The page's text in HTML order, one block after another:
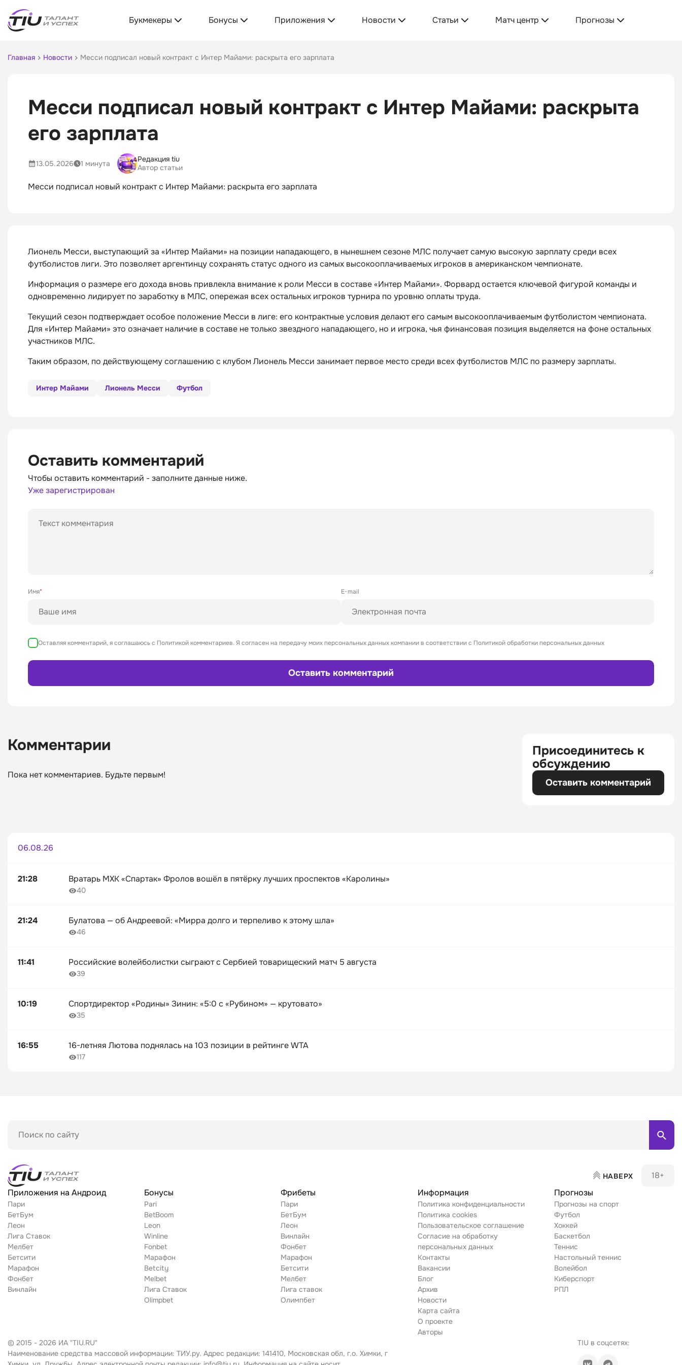
Букмекеры Бонусы Приложения Новости Статьи Матч центр Прогнозы
Главная Новости Месси подписал новый контракт с Интер Майами: раскрыта его зарплата
Месси подписал новый контракт с Интер Майами: раскрыта
его зарплата
13.05.2026 1 минута
Редакция tiu
Автор статьи
Месси подписал новый контракт с Интер Майами: раскрыта его зарплата
Лионель Месси, выступающий за «Интер Майами» на позиции нападающего, в нынешнем сезоне МЛС получает самую высокую зарплату среди всех
футболистов лиги. Это позволяет аргентинцу сохранять статус одного из самых высокооплачиваемых игроков в американском чемпионате.
Информация о размере его дохода вновь привлекла внимание к роли Месси в составе «Интер Майами». Форвард остается ключевой фигурой команды и
одновременно лидирует по заработку в МЛС, опережая всех остальных игроков турнира по уровню оплаты труда.
Текущий сезон подтверждает особое положение Месси в лиге: его контрактные условия делают его самым высокооплачиваемым футболистом чемпионата.
Для «Интер Майами» это означает наличие в составе не только звездного нападающего, но и игрока, чья финансовая позиция выделяется на фоне остальных
участников МЛС.
Таким образом, по действующему соглашению с клубом Лионель Месси занимает первое место среди всех футболистов МЛС по размеру зарплаты.
Интер Майами Лионель Месси Футбол
Оставить комментарий
Чтобы оставить комментарий - заполните данные ниже.
Уже зарегистрирован
Имя* E-mail
Оставляя комментарий, я соглашаюсь с Политикой комментариев. Я согласен на передачу моих персональных данных компании в соответствии с Политикой обработки персональных данных
Комментарии
Пока нет комментариев. Будьте первым!
Присоединитесь к
обсуждению
Оставить комментарий
06.08.26
21:28 Вратарь МХК «Спартак» Фролов вошёл в пятёрку лучших проспектов «Каролины»
40
21:24 Булатова — об Андреевой: «Мирра долго и терпеливо к этому шла»
46
11:41 Российские волейболистки сыграют с Сербией товарищеский матч 5 августа
39
10:19 Спортдиректор «Родины» Зинин: «5:0 с «Рубином» — крутовато»
35
16:55 16-летняя Лютова поднялась на 103 позиции в рейтинге WTA
117
НАВЕРХ
18+
Приложения на Андроид
Пари
БетБум
Леон
Лига Ставок
Мелбет
Бетсити
Марафон
Фонбет
Винлайн
Бонусы
Pari
BetBoom
Leon
Winline
Fonbet
Марафон
Betcity
Melbet
Лига Ставок
Olimpbet
Фрибеты
Пари
БетБум
Леон
Винлайн
Фонбет
Марафон
Бетсити
Мелбет
Лига ставок
Олимпбет
Информация
Политика конфиденциальности
Политика cookies
Пользовательское соглашение
Согласие на обработку
персональных данных
Контакты
Вакансии
Блог
Архив
Новости
Карта сайта
О проекте
Авторы
Прогнозы
Прогнозы на спорт
Футбол
Хоккей
Баскетбол
Теннис
Настольный теннис
Волейбол
Киберспорт
РПЛ
© 2015 - 2026 ИА "TIU.RU"
Наименование средства массовой информации: ТИУ.ру. Адрес редакции: 141410, Московская обл, г.о. Химки, г
TIU в соцсетях: